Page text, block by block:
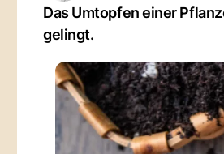
Das Umtopfen einer
gelingt.